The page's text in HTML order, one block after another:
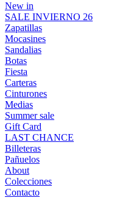
New in
SALE INVIERNO 26
Zapatillas
Mocasines
Sandalias
Botas
Fiesta
Carteras
Cinturones
Medias
Summer sale
Gift Card
LAST CHANCE
Billeteras
Pañuelos
About
Colecciones
Contacto